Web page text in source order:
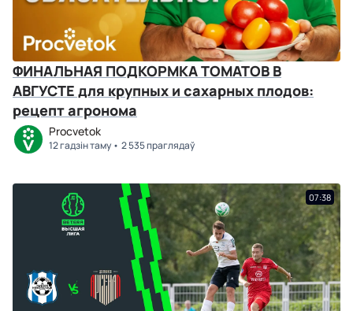
ФИНАЛЬНАЯ ПОДКОРМКА ТОМАТОВ В
АВГУСТЕ для крупных и сахарных плодов:
рецепт агронома
Procvetok
12 гадзін таму 2 535 праглядаў
07:38